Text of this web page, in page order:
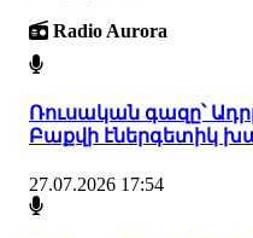
Radio Aurora
Ռուսական գազը՝
Բաքվի էներգետիկ
27.07.2026 17:54